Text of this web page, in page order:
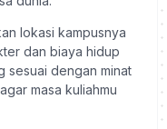
lokasi kampusnya
dan biaya hidup
sesuai dengan minat
masa kuliahmu